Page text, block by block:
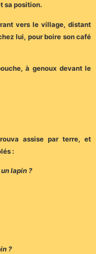
sa position.
vers le village, distant
lui, pour boire son café
à genoux devant le
assise par terre, et
:
un lapin ?
?